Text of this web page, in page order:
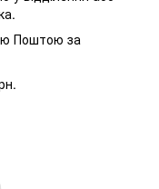
Поштою за